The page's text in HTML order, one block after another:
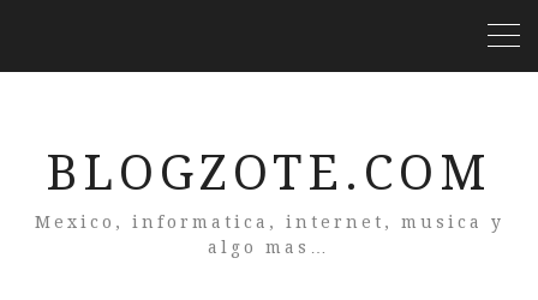
BLOGZOTE.COM
Mexico, informatica, internet, musica y
algo mas…